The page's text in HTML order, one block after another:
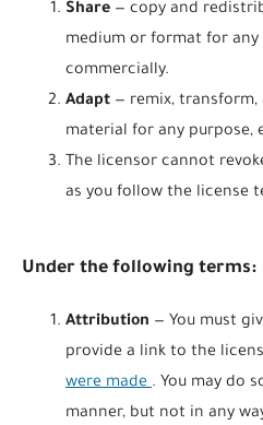
Share — copy and
medium or format for any
commercially.
Adapt — remix,
material for any purpose,
The licensor cannot
as you follow the license
Under the following terms:
Attribution — You must
provide a link to the
were made. You may do
manner, but not in any